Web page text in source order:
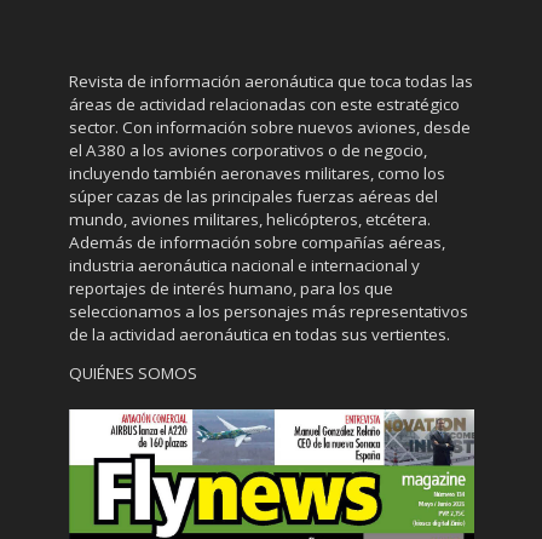
Revista de información aeronáutica que toca todas las
áreas de actividad relacionadas con este estratégico
sector. Con información sobre nuevos aviones, desde
el A380 a los aviones corporativos o de negocio,
incluyendo también aeronaves militares, como los
súper cazas de las principales fuerzas aéreas del
mundo, aviones militares, helicópteros, etcétera.
Además de información sobre compañías aéreas,
industria aeronáutica nacional e internacional y
reportajes de interés humano, para los que
seleccionamos a los personajes más representativos
de la actividad aeronáutica en todas sus vertientes.
QUIÉNES SOMOS